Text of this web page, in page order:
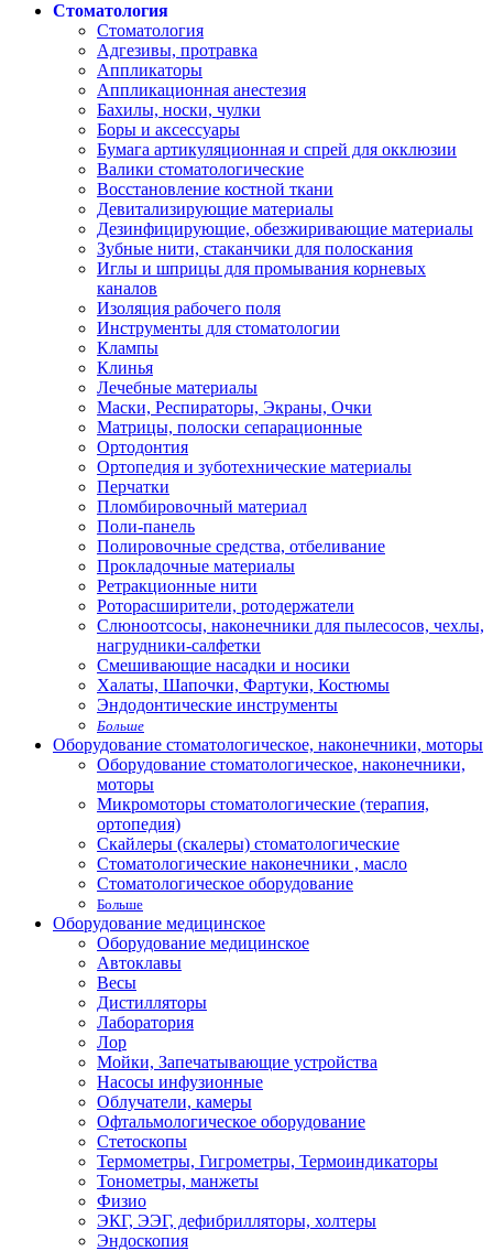
Стоматология
Стоматология
Адгезивы, протравка
Аппликаторы
Аппликационная анестезия
Бахилы, носки, чулки
Боры и аксессуары
Бумага артикуляционная и спрей для окклюзии
Валики стоматологические
Восстановление костной ткани
Девитализирующие материалы
Дезинфицирующие, обезжиривающие материалы
Зубные нити, стаканчики для полоскания
Иглы и шприцы для промывания корневых
каналов
Изоляция рабочего поля
Инструменты для стоматологии
Клампы
Клинья
Лечебные материалы
Маски, Респираторы, Экраны, Очки
Матрицы, полоски сепарационные
Ортодонтия
Ортопедия и зуботехнические материалы
Перчатки
Пломбировочный материал
Поли-панель
Полировочные средства, отбеливание
Прокладочные материалы
Ретракционные нити
Роторасширители, ротодержатели
Слюноотсосы, наконечники для пылесосов, чехлы,
нагрудники-салфетки
Смешивающие насадки и носики
Халаты, Шапочки, Фартуки, Костюмы
Эндодонтические инструменты
Больше
Оборудование стоматологическое, наконечники, моторы
Оборудование стоматологическое, наконечники,
моторы
Микромоторы стоматологические (терапия,
ортопедия)
Скайлеры (скалеры) стоматологические
Стоматологические наконечники , масло
Стоматологическое оборудование
Больше
Оборудование медицинское
Оборудование медицинское
Автоклавы
Весы
Дистилляторы
Лаборатория
Лор
Мойки, Запечатывающие устройства
Насосы инфузионные
Облучатели, камеры
Офтальмологическое оборудование
Стетоскопы
Термометры, Гигрометры, Термоиндикаторы
Тонометры, манжеты
Физио
ЭКГ, ЭЭГ, дефибрилляторы, холтеры
Эндоскопия